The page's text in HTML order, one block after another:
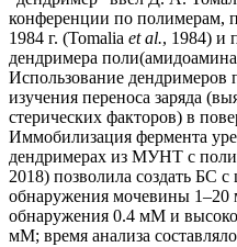
конференции по полимерам,
1984 г. (Tomalia et al., 1984) и
дендримера
Использование дендримеров
изучения переноса заряда
стерических факторов) в
Иммобилизация фермента
дендримерах из МУНТ с
2018) позволила создать БС
обнаружения мочевины
обнаружения 0.4 мМ и
мМ; время анализа